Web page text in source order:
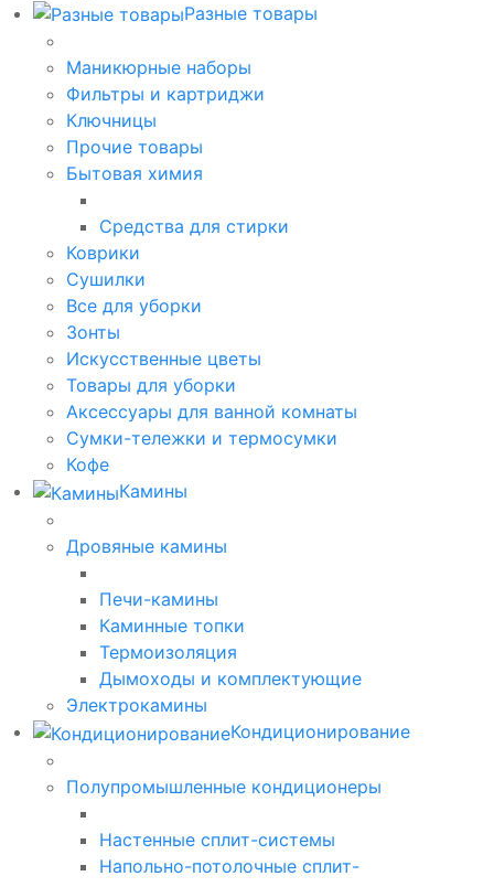
Разные товары
Маникюрные наборы
Фильтры и картриджи
Ключницы
Прочие товары
Бытовая химия
Средства для стирки
Коврики
Сушилки
Все для уборки
Зонты
Искусственные цветы
Товары для уборки
Аксессуары для ванной комнаты
Сумки-тележки и термосумки
Кофе
Камины
Дровяные камины
Печи-камины
Каминные топки
Термоизоляция
Дымоходы и комплектующие
Электрокамины
Кондиционирование
Полупромышленные кондиционеры
Настенные сплит-системы
Напольно-потолочные сплит-